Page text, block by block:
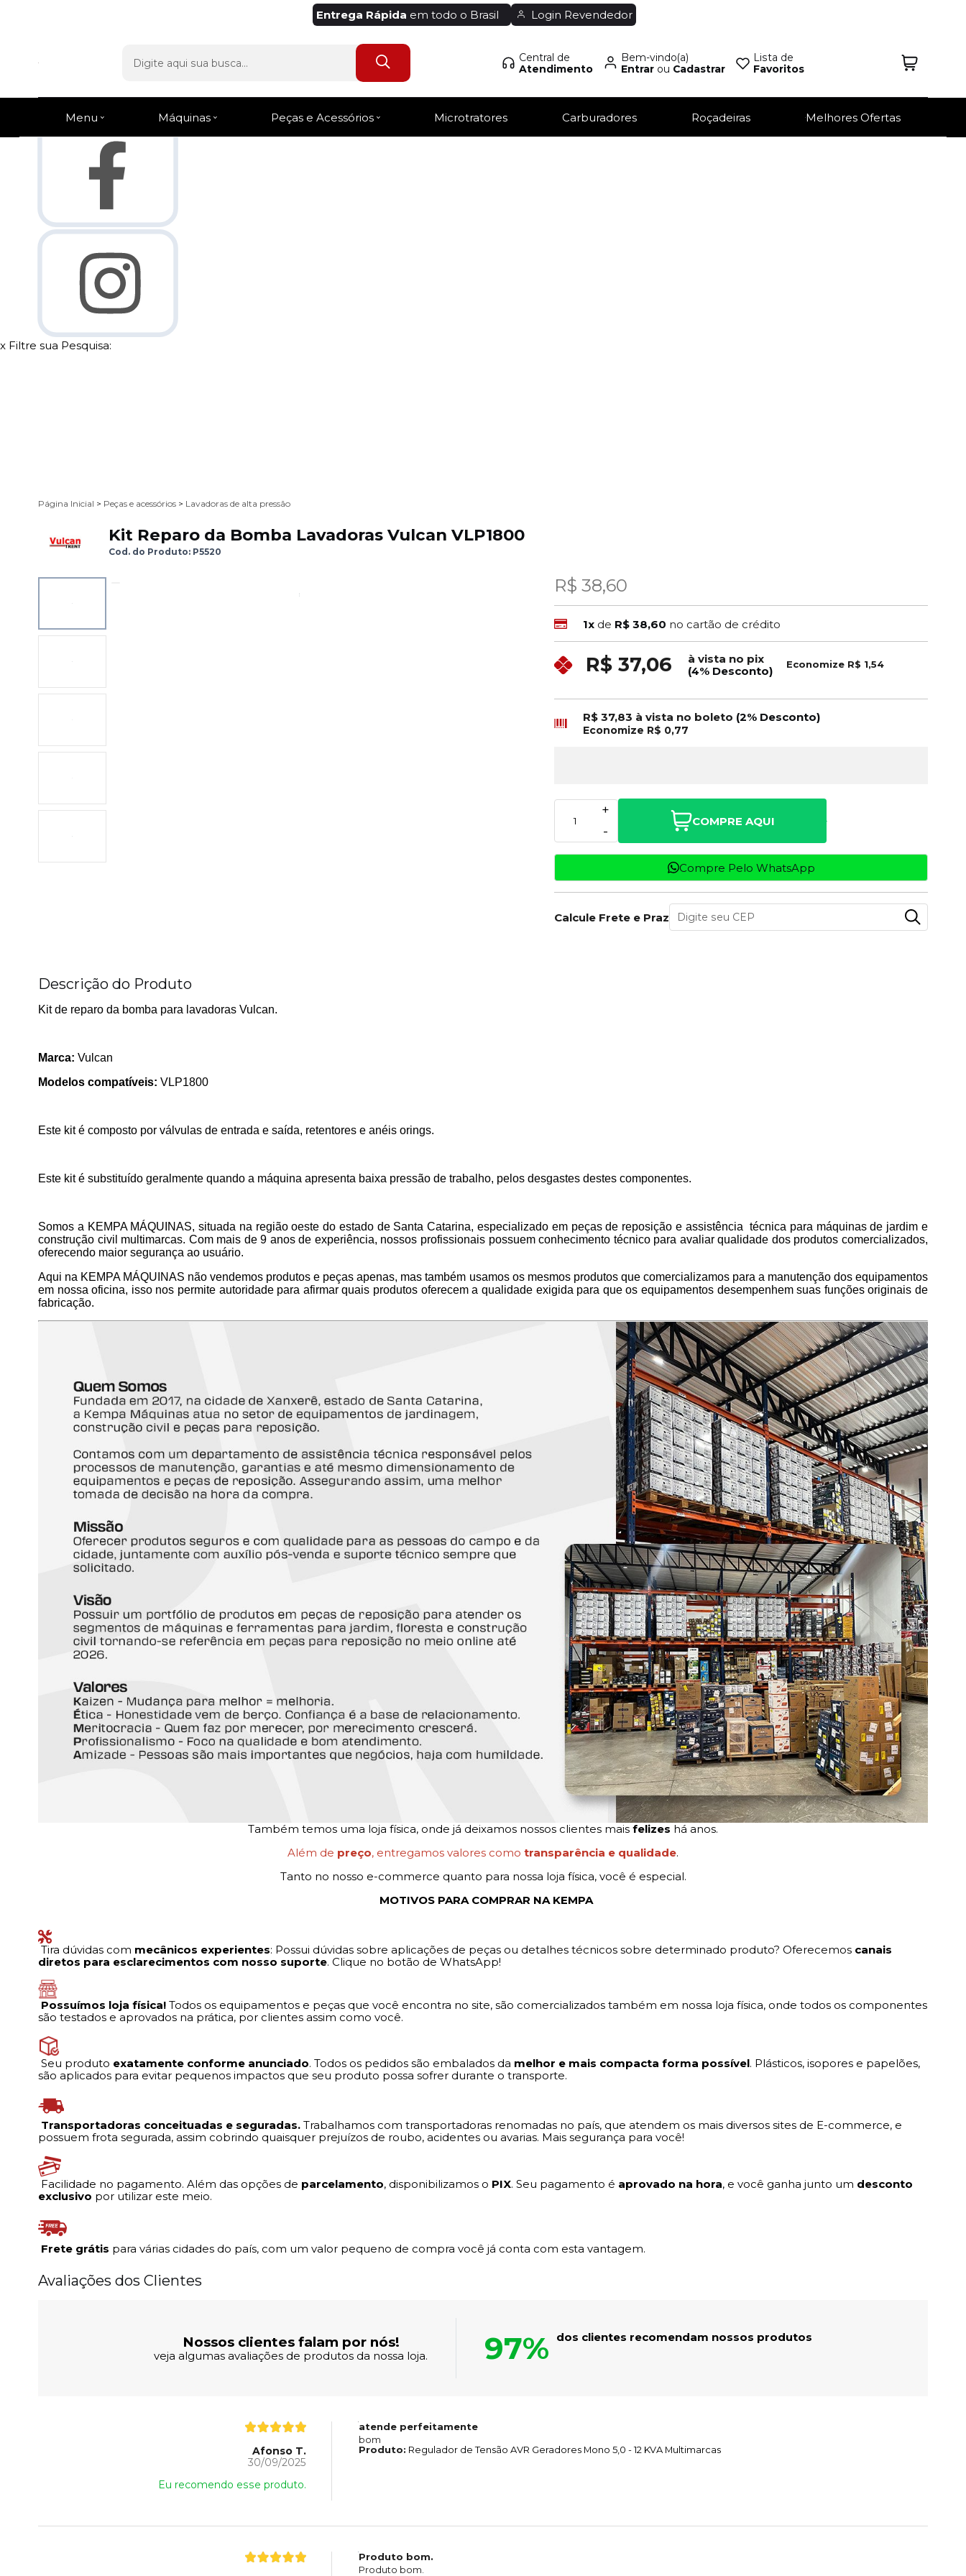
Fale Conosco
Favoritos
x Filtre sua Pesquisa:
Entrega Rápida em todo o Brasil Login Revendedor
Central de
Atendimento
Bem-vindo(a)
Entrarou Cadastrar
Lista de
Favoritos
Menu Máquinas Peças e Acessórios Microtratores Carburadores Roçadeiras Melhores Ofertas
Página Inicial > Peças e acessórios > Lavadoras de alta pressão
Kit Reparo da Bomba Lavadoras Vulcan VLP1800
Cod. do Produto: P5520
R$ 38,60
1x de R$ 38,60 no cartão de crédito
R$ 37,06
à vista no pix
(4% Desconto)
Economize R$ 1,54
R$ 37,83 à vista no boleto (2% Desconto)
Economize R$ 0,77
-
+
COMPRE AQUI
Compre Pelo WhatsApp
Calcule Frete e Prazo
Descrição do Produto
Kit de reparo da bomba para lavadoras Vulcan.
Marca: Vulcan
Modelos compatíveis: VLP1800
Este kit é composto por válvulas de entrada e saída, retentores e anéis orings.
Este kit é substituído geralmente quando a máquina apresenta baixa pressão de trabalho, pelos desgastes destes componentes.
Somos a KEMPA MÁQUINAS, situada na região oeste do estado de Santa Catarina, especializado em peças de reposição e assistência técnica para máquinas de jardim e
construção civil multimarcas. Com mais de 9 anos de experiência, nossos profissionais possuem conhecimento técnico para avaliar qualidade dos produtos comercializados,
oferecendo maior segurança ao usuário.
Aqui na KEMPA MÁQUINAS não vendemos produtos e peças apenas, mas também usamos os mesmos produtos que comercializamos para a manutenção dos equipamentos
em nossa oficina, isso nos permite autoridade para afirmar quais produtos oferecem a qualidade exigida para que os equipamentos desempenhem suas funções originais de
fabricação.
Também temos uma loja física, onde já deixamos nossos clientes mais felizes há anos.
Além de preço, entregamos valores como transparência e qualidade.
Tanto no nosso e-commerce quanto para nossa loja física, você é especial.
MOTIVOS PARA COMPRAR NA KEMPA
Tira dúvidas com mecânicos experientes: Possui dúvidas sobre aplicações de peças ou detalhes técnicos sobre determinado produto? Oferecemos canais
diretos para esclarecimentos com nosso suporte. Clique no botão de WhatsApp!
Possuímos loja física! Todos os equipamentos e peças que você encontra no site, são comercializados também em nossa loja física, onde todos os componentes
são testados e aprovados na prática, por clientes assim como você.
Seu produto exatamente conforme anunciado. Todos os pedidos são embalados da melhor e mais compacta forma possível. Plásticos, isopores e papelões,
são aplicados para evitar pequenos impactos que seu produto possa sofrer durante o transporte.
Transportadoras conceituadas e seguradas. Trabalhamos com transportadoras renomadas no país, que atendem os mais diversos sites de E-commerce, e
possuem frota segurada, assim cobrindo quaisquer prejuízos de roubo, acidentes ou avarias. Mais segurança para você!
Facilidade no pagamento. Além das opções de parcelamento, disponibilizamos o PIX. Seu pagamento é aprovado na hora, e você ganha junto um desconto
exclusivo por utilizar este meio.
Frete grátis para várias cidades do país, com um valor pequeno de compra você já conta com esta vantagem.
Avaliações dos Clientes
Nossos clientes falam por nós!
veja algumas avaliações de produtos da nossa loja. 97% dos clientes recomendam nossos produtos
Afonso T.
30/09/2025
Eu recomendo esse produto.
atende perfeitamente
bom
Produto: Regulador de Tensão AVR Geradores Mono 5,0 - 12 KVA Multimarcas
Produto bom.
Produto bom.